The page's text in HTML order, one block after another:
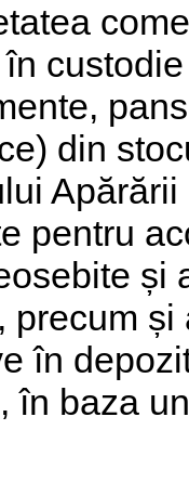
din
pentru
și
precum
în
în baza